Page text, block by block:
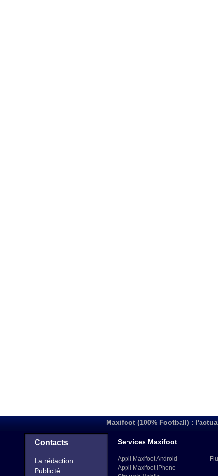
Maxifoot (100% Football) :
Contacts
La rédaction
Publicité
Services Maxifoot
Appli Maxifoot Android
Appli Maxifoot iPhone